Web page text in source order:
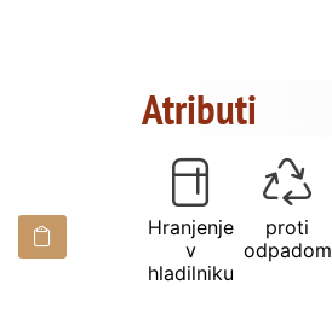
Atributi
Hranjenje
v
hladilniku
proti
odpadom